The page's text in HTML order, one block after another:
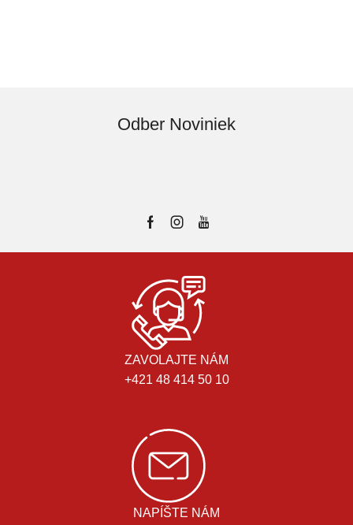
Odber Noviniek
ZAVOLAJTE NÁM
+421 48 414 50 10
NAPÍŠTE NÁM